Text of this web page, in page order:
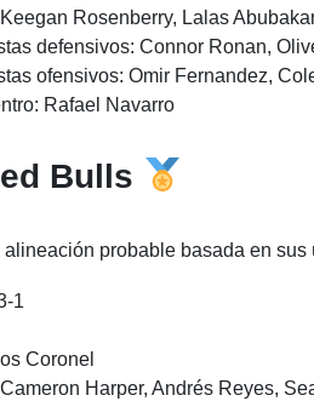
Rosenberry, Lalas
defensivos: Connor Ronan,
ofensivos: Omir Fernandez,
Rafael Navarro
Bulls
probable basada en sus
1
Coronel
Harper, Andrés Reyes,